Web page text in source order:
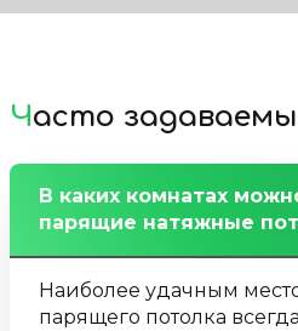
Часто
В каких комнатах
парящие натяжные
Наиболее удачным
парящего потолка